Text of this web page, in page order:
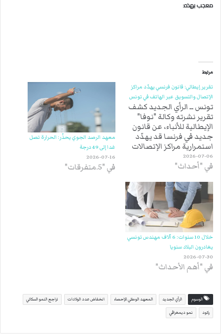
معجب بهذه:
مرتبط
تقرير إيطالي: قانون فرنسي يهدّد مراكز
الإتصال والتسويق عبر الهاتف في تونس
تونس ــ الرأي الجديد كشف
تقرير نشرته وكالة "نوفا"
الإيطالية للأنباء، عن قانون
جديد في فرنسا قد يهدّد
استمرارية مراكز الإتصالات
الأجنبية، والمتخصّصة في
التسويق عبر الهاتف،
المتمركزة في تونس.
وحسب ما أوردته الوكالة
الإيطالية، فإن القانون
الجديد الذي سيدخل حيز
التنفيذ في أوت القادم،
يعمل على مكافحة ما
يعرف…
2026-07-06
في "أحداث"
معهد الرصد الجوي يحذّر: الحرارة تصل
غدا إلى 49 درجة
2026-07-16
في "5.متفرقات"
خلال 10 سنوات: 6 آلاف مهندس تونسي
يغادرون البلاد سنويا
2026-07-30
في "أهم الأحداث"
الوسوم الرأي الجديد المعهد الوطني للإحصاء انخفاض عدد الولادات تراجع النمو السكاني
ركود نمو ديمغرافي